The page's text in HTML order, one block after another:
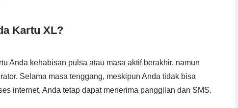
Kartu XL?
Anda kehabisan pulsa atau masa aktif berakhir, namun
Selama masa tenggang, meskipun Anda tidak bisa
internet, Anda tetap dapat menerima panggilan dan SMS.